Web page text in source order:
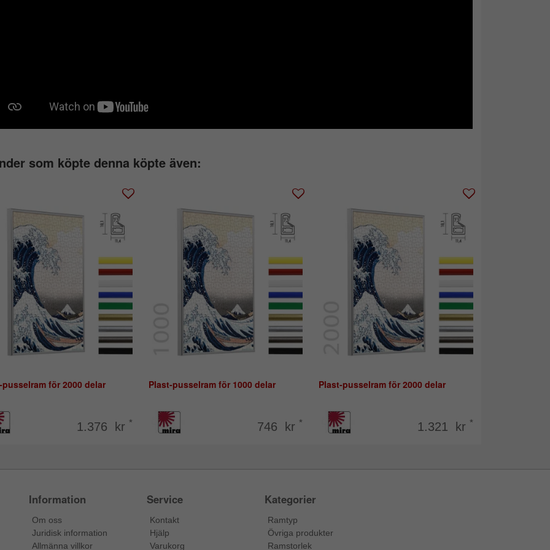
som köpte denna köpte även:
för 2000 delar
1.376 kr *
Plast-pusselram för 1000 delar
746 kr *
Plast-pusselram för 2000 delar
1.321 kr *
Information
Om oss
Juridisk information
Allmänna villkor
Service
Kontakt
Hjälp
Varukorg
Kategorier
Ramtyp
Övriga produkter
Ramstorlek